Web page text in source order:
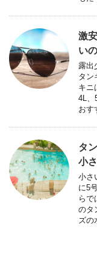
激
い
露出
タン
キニ
4L、
おす
タ
小
小さ
に5
らで
のタ
ズの